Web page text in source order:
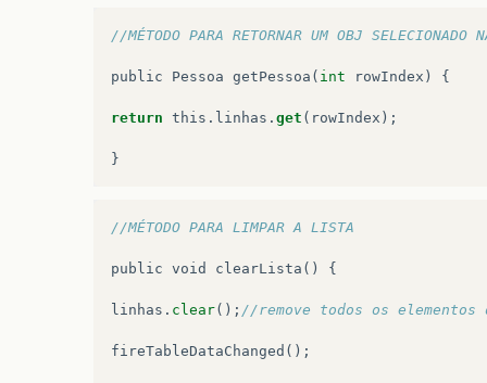
//MÉTODO PARA RETORNAR UM OBJ
public Pessoa getPessoa ( int rowIndex ) {
return this . linhas . get ( rowIndex );
}
//MÉTODO PARA LIMPAR A LISTA
public void clearLista () {
linhas . clear(); //remove todos os
fireTableDataChanged ();